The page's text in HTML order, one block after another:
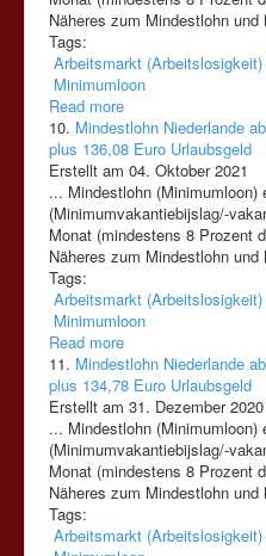
Näheres zum Mindestlohn und
Tags:
Arbeitsmarkt (Arbeitslosigkeit)
Minimumloon
Read more
10. Mindestlohn Niederlande
plus 136,08 Euro Urlaubsgeld
Erstellt am 04. Oktober 2021
... Mindestlohn (Minimumloon)
(Minimumvakantiebijslag/-
Monat (mindestens 8 Prozent
Näheres zum Mindestlohn und
Tags:
Arbeitsmarkt (Arbeitslosigkeit)
Minimumloon
Read more
11. Mindestlohn Niederlande
plus 134,78 Euro Urlaubsgeld
Erstellt am 31. Dezember 2020
... Mindestlohn (Minimumloon)
(Minimumvakantiebijslag/-
Monat (mindestens 8 Prozent
Näheres zum Mindestlohn und
Tags:
Arbeitsmarkt (Arbeitslosigkeit)